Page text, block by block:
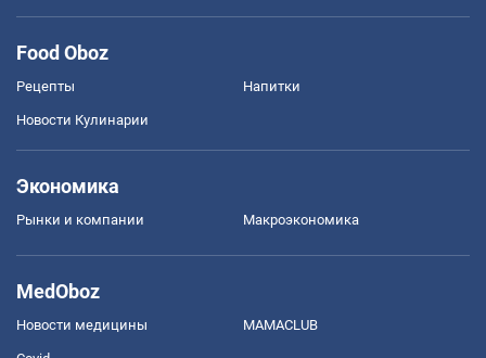
Food Oboz
Рецепты Напитки
Новости Кулинарии
Экономика
Рынки и компании Mакроэкономика
MedOboz
Новости медицины MAMACLUB